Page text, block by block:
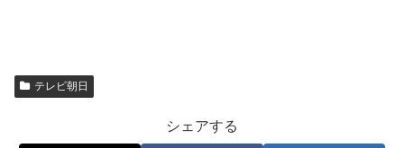
テレビ朝日
シェアする